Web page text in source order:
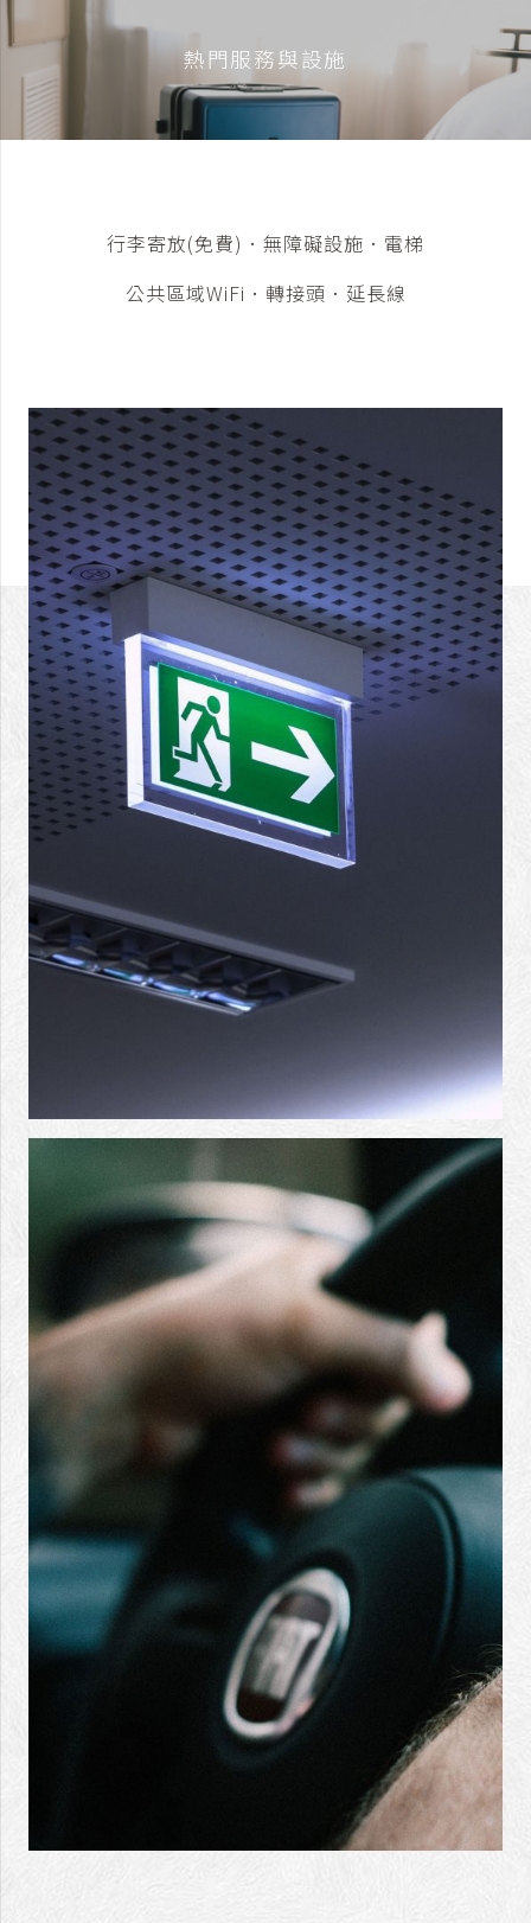
熱門服務與設施
行李寄放(免費)．無障礙設施．電梯
公共區域WiFi．轉接頭．延長線